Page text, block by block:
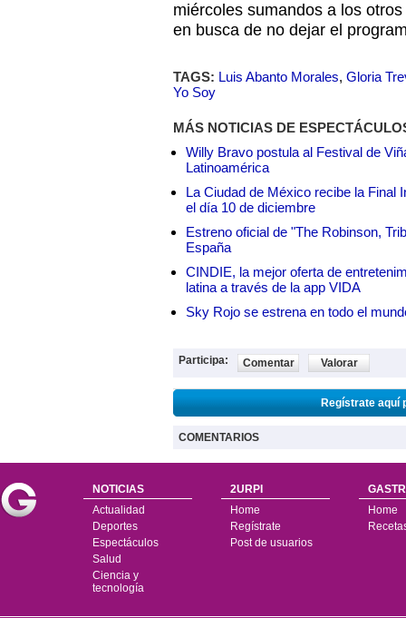
miércoles sumandos a los
en busca de no dejar el
TAGS: Luis Abanto Morales, Gloria
Yo Soy
MÁS NOTICIAS DE
Willy Bravo postula al Festival de
Latinoamérica
La Ciudad de México recibe la Final
el día 10 de diciembre
Estreno oficial de "The Robinson,
España
CINDIE, la mejor oferta de
latina a través de la app VIDA
Sky Rojo se estrena en todo el
Participa: Comentar Valorar
Regístrate aquí
COMENTARIOS
NOTICIAS
Actualidad
Deportes
Espectáculos
Salud
Ciencia y
tecnología
2URPI
Home
Regístrate
Post de usuarios
Home